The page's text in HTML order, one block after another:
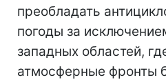
преобладать
погоды за
западных областей,
атмосферные фронты